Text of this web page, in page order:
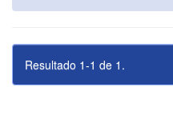
Resultado 1-1 de 1.